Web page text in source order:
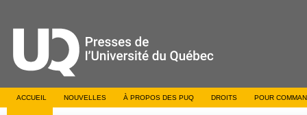
ACCUEIL NOUVELLES À PROPOS DES PUQ DROITS POUR